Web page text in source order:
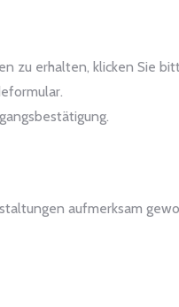
erhalten, klicken Sie
aufmerksam